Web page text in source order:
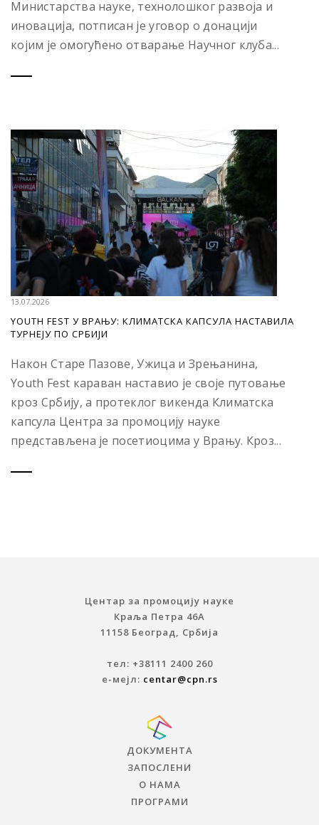
Министарства науке, технолошког развоја и
иновација, потписан је уговор о донацији
којим је омогућено отварање Научног клуба...
13.07.2026
YOUTH FEST У ВРАЊУ: КЛИМАТСКА КАПСУЛА НАСТАВИЛА
ТУРНЕЈУ ПО СРБИЈИ
Након Старе Пазове, Ужица и Зрењанина,
Youth Fest караван наставио је своје путовање
кроз Србију, а протеклог викенда Климатска
капсула Центра за промоцију науке
представљена је посетиоцима у Врању. Кроз...
Центар за промоцију науке
Краља Петра 46A
11158 Београд, Србија
тел: +38111 2400 260
е-мејл: centar@cpn.rs
ДОКУМЕНТА
ЗАПОСЛЕНИ
О НАМА
ПРОГРАМИ